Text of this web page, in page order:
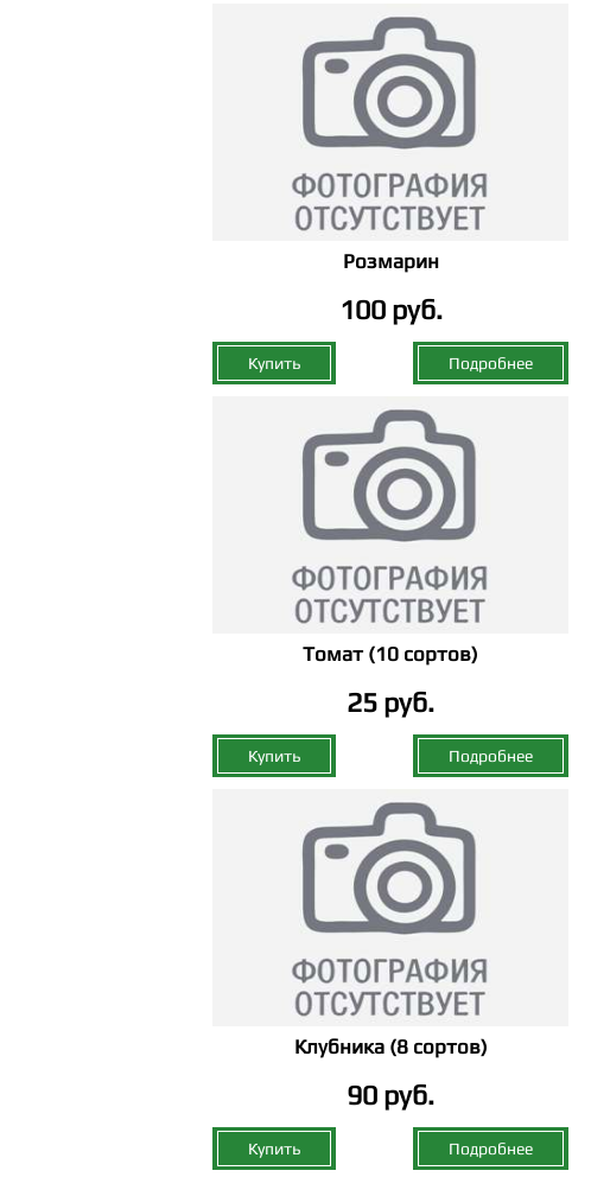
Розмарин
100 руб.
Купить Подробнее
Томат (10 сортов)
25 руб.
Купить Подробнее
Клубника (8 сортов)
90 руб.
Купить Подробнее